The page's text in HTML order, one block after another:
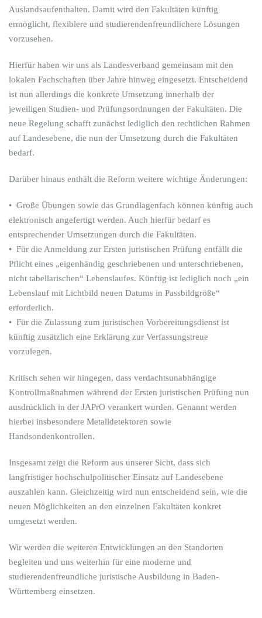
Auslandsaufenthalten. Damit wird den Fakultäten künftig
ermöglicht, flexiblere und studierendenfreundlichere Lösungen
vorzusehen.
Hierfür haben wir uns als Landesverband gemeinsam mit den
lokalen Fachschaften über Jahre hinweg eingesetzt. Entscheidend
ist nun allerdings die konkrete Umsetzung innerhalb der
jeweiligen Studien- und Prüfungsordnungen der Fakultäten. Die
neue Regelung schafft zunächst lediglich den rechtlichen Rahmen
auf Landesebene, die nun der Umsetzung durch die Fakultäten
bedarf.
Darüber hinaus enthält die Reform weitere wichtige Änderungen:
•⁠ ⁠Große Übungen sowie das Grundlagenfach können künftig auch
elektronisch angefertigt werden. Auch hierfür bedarf es
entsprechender Umsetzungen durch die Fakultäten.
•⁠ ⁠Für die Anmeldung zur Ersten juristischen Prüfung entfällt die
Pflicht eines „eigenhändig geschriebenen und unterschriebenen,
nicht tabellarischen“ Lebenslaufes. Künftig ist lediglich noch „ein
Lebenslauf mit Lichtbild neuen Datums in Passbildgröße“
erforderlich.
•⁠ ⁠Für die Zulassung zum juristischen Vorbereitungsdienst ist
künftig zusätzlich eine Erklärung zur Verfassungstreue
vorzulegen.
Kritisch sehen wir hingegen, dass verdachtsunabhängige
Kontrollmaßnahmen während der Ersten juristischen Prüfung nun
ausdrücklich in der JAPrO verankert wurden. Genannt werden
hierbei insbesondere Metalldetektoren sowie
Handsondenkontrollen.
Insgesamt zeigt die Reform aus unserer Sicht, dass sich
langfristiger hochschulpolitischer Einsatz auf Landesebene
auszahlen kann. Gleichzeitig wird nun entscheidend sein, wie die
neuen Möglichkeiten an den einzelnen Fakultäten konkret
umgesetzt werden.
Wir werden die weiteren Entwicklungen an den Standorten
begleiten und uns weiterhin für eine moderne und
studierendenfreundliche juristische Ausbildung in Baden-
Württemberg einsetzen.